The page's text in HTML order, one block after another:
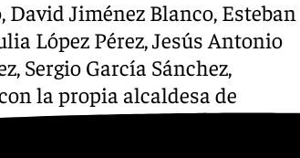
David Jiménez Blanco, Esteban
López Pérez, Jesús Antonio
Sergio García Sánchez,
la propia alcaldesa de